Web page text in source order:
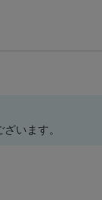
います。